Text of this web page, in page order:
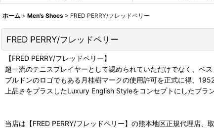
ホーム > Men's Shoes > FRED PERRY/フレッドペリー
FRED PERRY/フレッドペリー
【FRED PERRY/フレッドペリー】
超一流のテニスプレイヤーとして認められていただけでなく、ベ
ブルドンのロゴでもある月桂樹マークの使用許可を正式に得、
上品さをプラスしたLuxury English Styleをコンセプトにしたブラ
当店は【FRED PERRY/フレッドペリー】の熊本地区正規代理店、取